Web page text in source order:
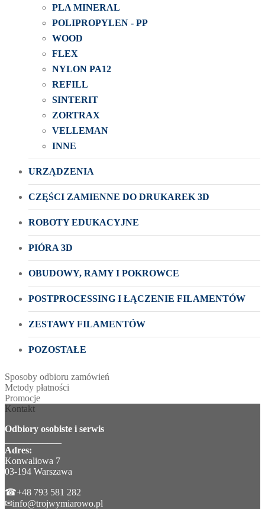
PLA MINERAL
POLIPROPYLEN - PP
WOOD
FLEX
NYLON PA12
REFILL
SINTERIT
ZORTRAX
VELLEMAN
INNE
URZĄDZENIA
CZĘŚCI ZAMIENNE DO DRUKAREK 3D
ROBOTY EDUKACYJNE
PIÓRA 3D
OBUDOWY, RAMY I POKROWCE
POSTPROCESSING I ŁĄCZENIE FILAMENTÓW
ZESTAWY FILAMENTÓW
POZOSTAŁE
Sposoby odbioru zamówień
Metody płatności
Promocje
Kontakt
Odbiory osobiste i serwis
Adres:
Konwaliowa 7
03-194 Warszawa
☎+48 793 581 282
✉info@trojwymiarowo.pl